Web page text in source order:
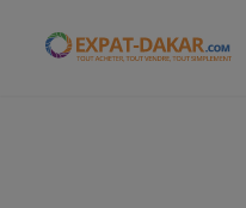
Expat-Dakar